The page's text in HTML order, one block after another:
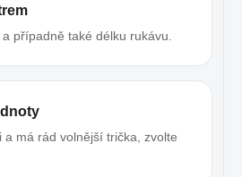
případně také délku rukávu.
a má rád volnější trička, zvolte